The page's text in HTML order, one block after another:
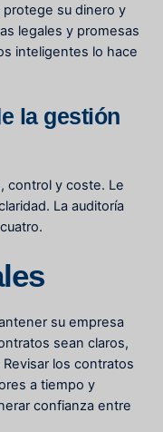
su dinero y
legales y promesas
inteligentes lo hace
la gestión
control y coste. Le
La auditoría
su empresa
sean claros,
los contratos
a tiempo y
confianza entre